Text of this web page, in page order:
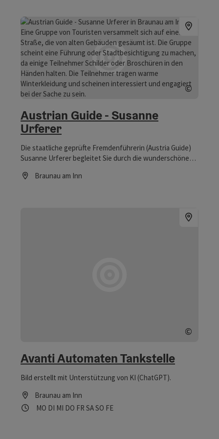
©
Austrian Guide - Susanne
Urferer
Die staatliche geprüfte Fremdenführerin (Austria Guide)
Susanne Urferer begleitet Sie durch die wunderschöne
die Stadt zu berichten.
Braunau am Inn
©
Avanti Automaten Tankstelle
Bild erstellt mit Unterstützung von KI (ChatGPT).
Braunau am Inn
Öffnungszeiten
MO Montag geöffnet
DI Dienstag geöffnet
MI Mittwoch geöffnet
DO Donnerstag geöffnet
FR Freitag geöffnet
SA Samstag geöffnet
SO Sonntag geöffnet
FEFeiertag geöffnet